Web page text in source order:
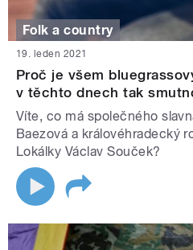
Folk a country
19. leden 2021
Proč je všem
v těchto dnech tak
Víte, co má společného
Baezová a královéhradecký
Lokálky Václav Souček?